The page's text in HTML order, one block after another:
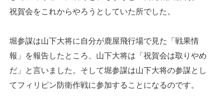
祝賀会をこれからやろうとしていた所でした。
堀参謀は山下大将に自分が鹿屋飛行場で見た「戦果情
報」を報告したところ、山下大将は「祝賀会は取りやめ
だ」と言いました。そして堀参謀は山下大将の参謀とし
てフィリピン防衛作戦に参加することになるのです。